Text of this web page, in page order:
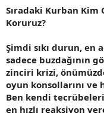
Sıradaki Kurban Kim
Koruruz?
Şimdi sıkı durun, en
sadece buzdağının
zinciri krizi,
oyun konsollarını
Ben kendi
en hızlı reaksiyon